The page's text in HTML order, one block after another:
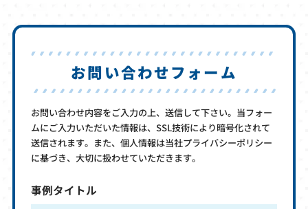
お問い合わせフォーム
お問い合わせ内容をご入力の上、送信して下さい。当フォー
ムにご入力いただいた情報は、SSL技術により暗号化されて
送信されます。また、個人情報は当社プライバシーポリシー
に基づき、大切に扱わせていただきます。
事例タイトル